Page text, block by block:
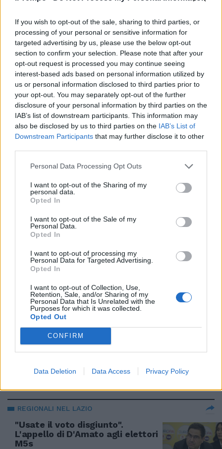
If you wish to opt-out of the sale, sharing to third parties, or
processing of your personal or sensitive information for
targeted advertising by us, please use the below opt-out
section to confirm your selection. Please note that after your
opt-out request is processed you may continue seeing
interest-based ads based on personal information utilized by
us or personal information disclosed to third parties prior to
your opt-out. You may separately opt-out of the further
disclosure of your personal information by third parties on the
IAB’s list of downstream participants. This information may
also be disclosed by us to third parties on the IAB’s List of
Downstream Participants that may further disclose it to other
Personal Data Processing Opt Outs
I want to opt-out of the Sharing of my
personal data.
Opted In
I want to opt-out of the Sale of my
Personal Data.
Opted In
I want to opt-out of processing my
Personal Data for Targeted Advertising.
Opted In
I want to opt-out of Collection, Use,
Retention, Sale, and/or Sharing of my
Personal Data that Is Unrelated with the
Purposes for which it was collected.
Opted Out
CONFIRM
Data Deletion Data Access Privacy Policy
DIBATTITO A IL TEMPO
Rocca, D'Amato e Bianchi.
Sanità e rifiuti infiammano il
confronto
01/02/2023
VERSO LE REGIONALI
Lazio, il Pd grida ai (finti)
fascisti ma mette in lista
occupanti abusivi
31/01/2023
VERSO IL VOTO NEL LAZIO
sondaggi e adesso ha paura
28/01/2023
VERSO IL VOTO NEL LAZIO
gaffe clamorosa sull'ospedale
24/01/2023
APRI & CHIUDI
"Finte inaugurazioni". La
passione di D'Amato, l'ultimo
caso all'Umberto I
REGIONALI NEL LAZIO
"Usate il voto disgiunto".
L'appello di D'Amato agli elettori
M5s